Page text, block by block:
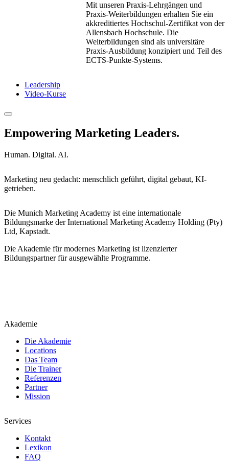
Mit unseren Praxis-Lehrgängen und
Praxis-Weiterbildungen erhalten Sie ein
akkreditiertes Hochschul-Zertifikat von der
Allensbach Hochschule. Die
Weiterbildungen sind als universitäre
Praxis-Ausbildung konzipiert und Teil des
ECTS-Punkte-Systems.
Leadership
Video-Kurse
Empowering Marketing Leaders.
Human. Digital. AI.
Marketing neu gedacht: menschlich geführt, digital gebaut, KI-
getrieben.
Die Munich Marketing Academy ist eine internationale
Bildungsmarke der International Marketing Academy Holding (Pty)
Ltd, Kapstadt.
Die Akademie für modernes Marketing ist lizenzierter
Bildungspartner für ausgewählte Programme.
Akademie
Die Akademie
Locations
Das Team
Die Trainer
Referenzen
Partner
Mission
Services
Kontakt
Lexikon
FAQ